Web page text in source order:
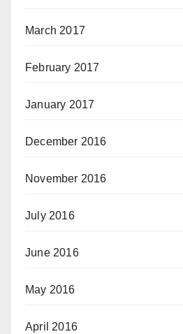
March 2017
February 2017
January 2017
December 2016
November 2016
July 2016
June 2016
May 2016
April 2016